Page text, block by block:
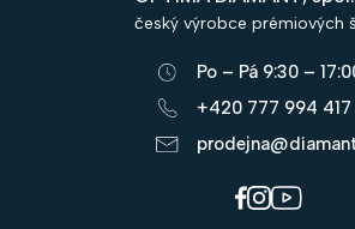
český výrobce prémiových
Po – Pá 9:30 –
+420 777 994 417